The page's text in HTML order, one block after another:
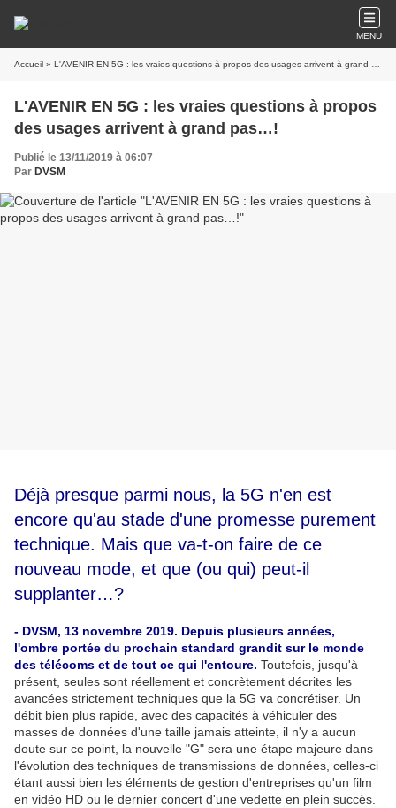
MENU
Accueil » L'AVENIR EN 5G : les vraies questions à propos des usages arrivent à grand pas…!
L'AVENIR EN 5G : les vraies questions à propos
des usages arrivent à grand pas…!
Publié le 13/11/2019 à 06:07
Par DVSM
Déjà presque parmi nous, la 5G n'en est
encore qu'au stade d'une promesse purement
technique. Mais que va-t-on faire de ce
nouveau mode, et que (ou qui) peut-il
supplanter…?
- DVSM, 13 novembre 2019. Depuis plusieurs années,
l'ombre portée du prochain standard grandit sur le monde
des télécoms et de tout ce qui l'entoure. Toutefois, jusqu'à
présent, seules sont réellement et concrètement décrites les
avancées strictement techniques que la 5G va concrétiser. Un
débit bien plus rapide, avec des capacités à véhiculer des
masses de données d'une taille jamais atteinte, il n'y a aucun
doute sur ce point, la nouvelle "G" sera une étape majeure dans
l'évolution des techniques de transmissions de données, celles-ci
étant aussi bien les éléments de gestion d'entreprises qu'un film
en vidéo HD ou le dernier concert d'une vedette en plein succès.